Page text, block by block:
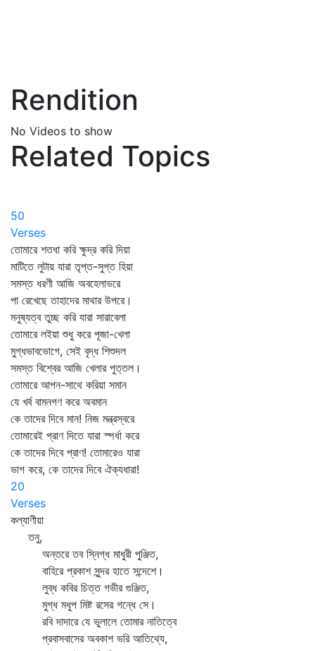
Rendition
No Videos to show
Related Topics
50
Verses
তোমারে শতধা করি ক্ষুদ্র করি দিয়া
মাটিতে লুটায় যারা তৃপ্ত-সুপ্ত হিয়া
সমস্ত ধরণী আজি অবহেলাভরে
পা রেখেছে তাহাদের মাথার উপরে।
মনুষ্যত্ব তুচ্ছ করি যারা সারাবেলা
তোমারে লইয়া শুধু করে পূজা-খেলা
মুগ্ধভাবভোগে, সেই বৃদ্ধ শিশুদল
সমস্ত বিশ্বের আজি খেলার পুত্তল।
তোমারে আপন-সাথে করিয়া সমান
যে খর্ব বামনগণ করে অবমান
কে তাদের দিবে মান! নিজ মন্ত্রস্বরে
তোমারেই প্রাণ দিতে যারা স্পর্ধা করে
কে তাদের দিবে প্রাণ! তোমারেও যারা
ভাগ করে, কে তাদের দিবে ঐক্যধারা!
20
Verses
কল্যাণীয়া
তনু,
অন্তরে তব স্নিগ্ধ মাধুরী পুঞ্জিত,
বাহিরে প্রকাশ সুন্দর হাতে সন্দেশে।
লুব্ধ কবির চিত্ত গভীর গুঞ্জিত,
মুগ্ধ মধুপ মিষ্ট রসের গন্ধে সে।
রবি দাদারে যে ভুলালে তোমার নাতিত্বে
প্রবাসবাসের অবকাশ ভরি আতিথ্যে,